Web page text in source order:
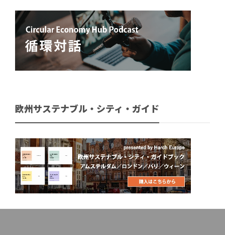
欧州サステナブル・シティ・ガイド